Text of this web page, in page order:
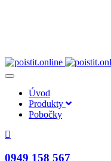
Toggle
navigationÚvod
Produkty
Pobočky
0949 158 567